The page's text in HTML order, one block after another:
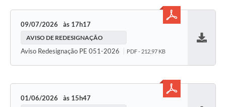
09/07/2026 17h17
AVISO DE REDESIGNAÇÃO
Aviso Redesignação PE 051-2026 PDF - 212,97 KB
01/06/2026 15h47